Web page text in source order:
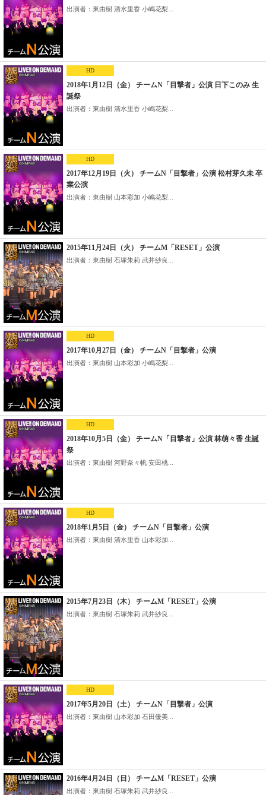
出演者：東由樹 清水里香 小嶋花梨...
HD
2018年1月12日（金） チームN「目撃者」公演 日下このみ 生
誕祭
出演者：東由樹 清水里香 小嶋花梨...
HD
2017年12月19日（火） チームN「目撃者」公演 松村芽久未 卒
業公演
出演者：東由樹 山本彩加 小嶋花梨...
2015年11月24日（火） チームM「RESET」公演
出演者：東由樹 石塚朱莉 武井紗良...
HD
2017年10月27日（金） チームN「目撃者」公演
出演者：東由樹 山本彩加 小嶋花梨...
HD
2018年10月5日（金） チームN「目撃者」公演 林萌々香 生誕
祭
出演者：東由樹 河野奈々帆 安田桃...
HD
2018年1月5日（金） チームN「目撃者」公演
出演者：東由樹 清水里香 山本彩加...
2015年7月23日（木） チームM「RESET」公演
出演者：東由樹 石塚朱莉 武井紗良...
HD
2017年5月20日（土） チームN「目撃者」公演
出演者：東由樹 山本彩加 石田優美...
2016年4月24日（日） チームM「RESET」公演
出演者：東由樹 石塚朱莉 武井紗良...